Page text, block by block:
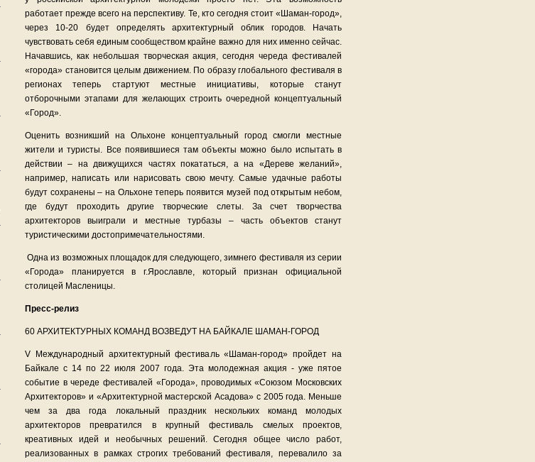
работает прежде всего на перспективу. Те, кто сегодня стоит «Шаман-город»,
через 10-20 будет определять архитектурный облик городов. Начать
чувствовать себя единым сообществом крайне важно для них именно сейчас.
Начавшись, как небольшая творческая акция, сегодня череда фестивалей
«города» становится целым движением. По образу глобального фестиваля в
регионах теперь стартуют местные инициативы, которые станут
отборочными этапами для желающих строить очередной концептуальный
«Город».
Оценить возникший на Ольхоне концептуальный город смогли местные
жители и туристы. Все появившиеся там объекты можно было испытать в
действии – на движущихся частях покататься, а на «Дереве желаний»,
например, написать или нарисовать свою мечту. Самые удачные работы
будут сохранены – на Ольхоне теперь появится музей под открытым небом,
где будут проходить другие творческие слеты. За счет творчества
архитекторов выиграли и местные турбазы – часть объектов станут
туристическими достопримечательностями.
Одна из возможных площадок для следующего, зимнего фестиваля из серии
«Города» планируется в г.Ярославле, который признан официальной
столицей Масленицы.
Пресс-релиз
60 АРХИТЕКТУРНЫХ КОМАНД ВОЗВЕДУТ НА БАЙКАЛЕ ШАМАН-ГОРОД
V Международный архитектурный фестиваль «Шаман-город» пройдет на
Байкале с 14 по 22 июля 2007 года. Эта молодежная акция - уже пятое
событие в череде фестивалей «Города», проводимых «Союзом Московских
Архитекторов» и «Архитектурной мастерской Асадова» с 2005 года. Меньше
чем за два года локальный праздник нескольких команд молодых
архитекторов превратился в крупный фестиваль смелых проектов,
креативных идей и необычных решений. Сегодня общее число работ,
реализованных в рамках строгих требований фестиваля, перевалило за